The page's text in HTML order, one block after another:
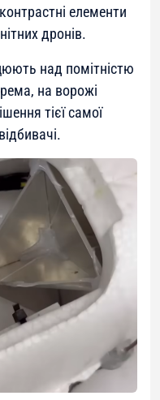
елементи
дронів.
над помітністю
на ворожі
тієї самої